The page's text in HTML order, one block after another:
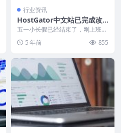
行业资讯
HostGator中文站已完成改
版升级
五一小长假已经结束了，刚上班几
站，发现已经完...
5 年前 855